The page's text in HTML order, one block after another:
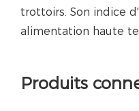
trottoirs. Son indice
alimentation haute
Produits